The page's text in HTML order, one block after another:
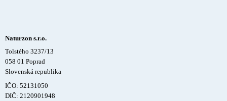
Naturzon s.r.o.
Tolstého 3237/13
058 01 Poprad
Slovenská republika
IČO: 52131050
DIČ: 2120901948